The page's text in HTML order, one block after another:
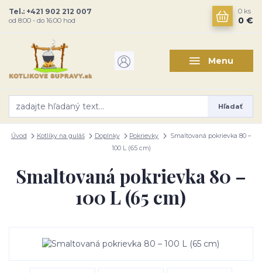
Menu
Hľadať
Tel.: +421 902 212 007
od 8:00 - do 16:00 hod
0 ks
0 €
Úvod Kotlíky na guláš Doplnky Pokrievky
Smaltovaná pokrievka 80 –
100 L (65 cm)
Smaltovaná pokrievka 80 –
100 L (65 cm)